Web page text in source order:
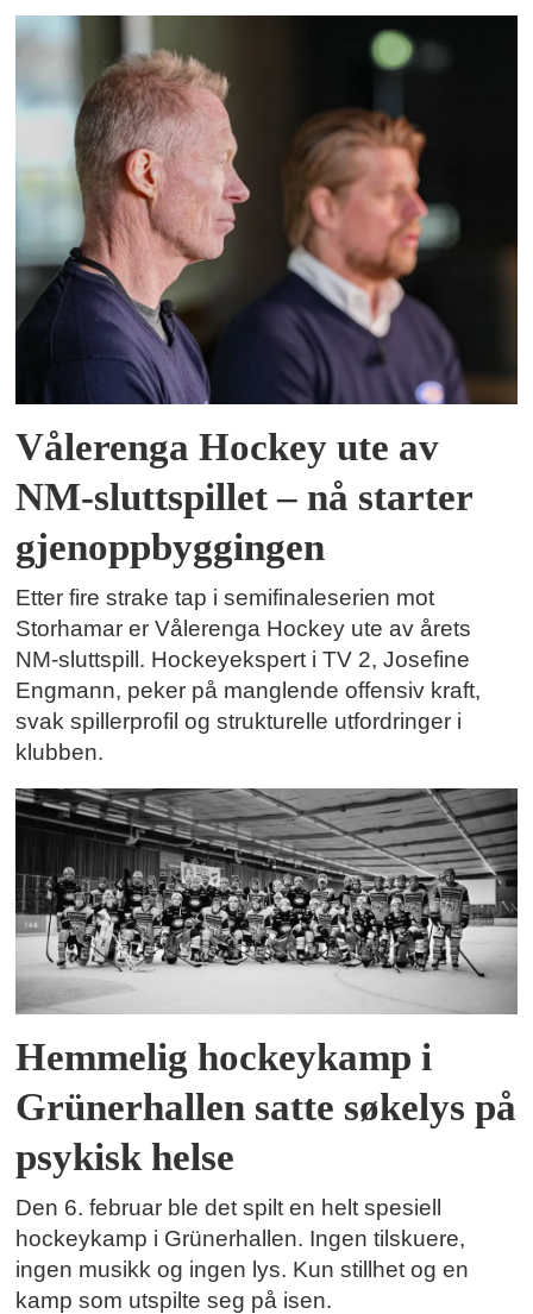
Vålerenga Hockey ute av
NM-sluttspillet – nå starter
gjenoppbyggingen
Etter fire strake tap i semifinaleserien mot
Storhamar er Vålerenga Hockey ute av årets
NM-sluttspill. Hockeyekspert i TV 2, Josefine
Engmann, peker på manglende offensiv kraft,
svak spillerprofil og strukturelle utfordringer i
klubben.
Hemmelig hockeykamp i
Grünerhallen satte søkelys på
psykisk helse
Den 6. februar ble det spilt en helt spesiell
hockeykamp i Grünerhallen. Ingen tilskuere,
ingen musikk og ingen lys. Kun stillhet og en
kamp som utspilte seg på isen.